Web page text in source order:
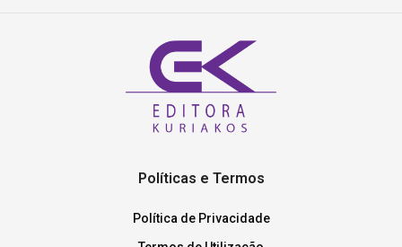
Políticas e Termos
Política de Privacidade